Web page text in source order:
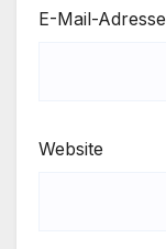
E-Mail-Adresse
Website